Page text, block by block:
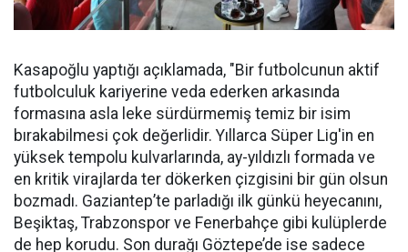
Kasapoğlu yaptığı açıklamada, "Bir futbolcunun aktif
futbolculuk kariyerine veda ederken arkasında
formasına asla leke sürdürmemiş temiz bir isim
bırakabilmesi çok değerlidir. Yıllarca Süper Lig'in en
yüksek tempolu kulvarlarında, ay-yıldızlı formada ve
en kritik virajlarda ter dökerken çizgisini bir gün olsun
bozmadı. Gaziantep’te parladığı ilk günkü heyecanını,
Beşiktaş, Trabzonspor ve Fenerbahçe gibi kulüplerde
de hep korudu. Son durağı Göztepe’de ise sadece